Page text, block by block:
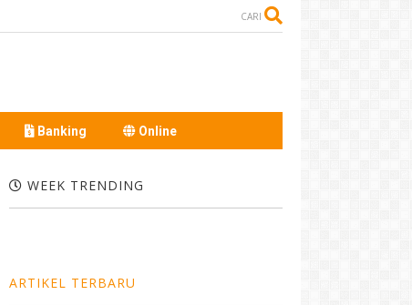
CARI
Banking Online
WEEK TRENDING
ARTIKEL TERBARU